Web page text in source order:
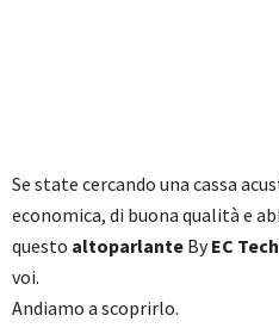
Se state cercando una cassa
economica, di buona qualità e
questo altoparlante ByEC
voi.
Andiamo a scoprirlo.